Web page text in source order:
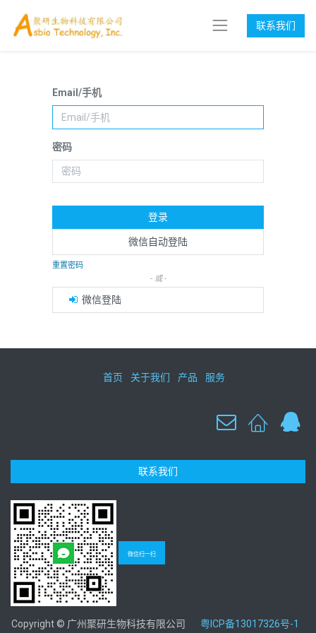
联系我们
Email/手机
密码
登录
微信自动登陆
重置密码
- 或 -
微信登陆
首页 关于我们 产品 服务
联系我们
微信扫一扫
Copyright © 广州聚研生物科技有限公司 粤ICP备13017326号-1